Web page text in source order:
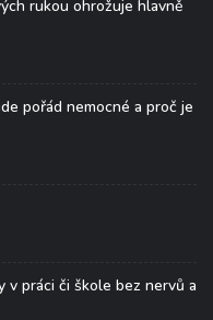
rukou ohrožuje hlavně
pořád nemocné a proč je
v práci či škole bez nervů a